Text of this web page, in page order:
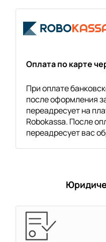
Оплата по карте
При оплате
после оформления
переадресует на
Robokassa. После
переадресует вас